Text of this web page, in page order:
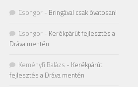
Csongor - Bringával csak óvatosan!
Csongor - Kerékpárút fejlesztés a
Dráva mentén
Keményfi Balázs - Kerékpárút
fejlesztés a Dráva mentén